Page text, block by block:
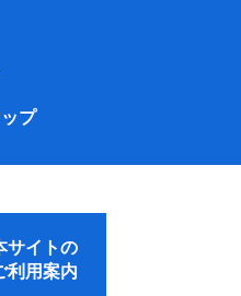
プ
サイトの
利用案内